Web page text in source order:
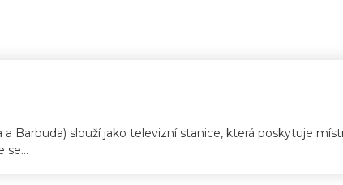
Barbuda) slouží jako televizní stanice, která poskytuje
se...